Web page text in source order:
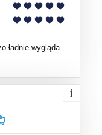
ładnie wygląda